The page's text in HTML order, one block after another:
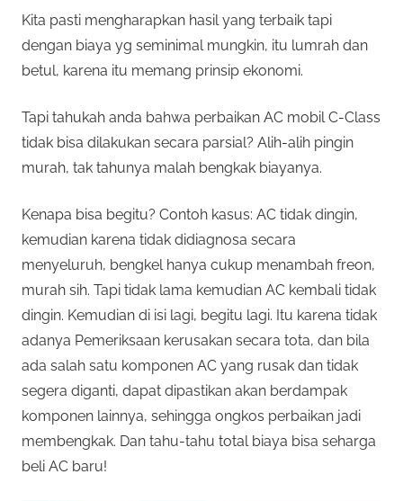
Kita pasti mengharapkan hasil yang terbaik tapi
dengan biaya yg seminimal mungkin, itu lumrah dan
betul, karena itu memang prinsip ekonomi.
Tapi tahukah anda bahwa perbaikan AC mobil C-Class
tidak bisa dilakukan secara parsial? Alih-alih pingin
murah, tak tahunya malah bengkak biayanya.
Kenapa bisa begitu? Contoh kasus: AC tidak dingin,
kemudian karena tidak didiagnosa secara
menyeluruh, bengkel hanya cukup menambah freon,
murah sih. Tapi tidak lama kemudian AC kembali tidak
dingin. Kemudian di isi lagi, begitu lagi. Itu karena tidak
adanya Pemeriksaan kerusakan secara tota, dan bila
ada salah satu komponen AC yang rusak dan tidak
segera diganti, dapat dipastikan akan berdampak
komponen lainnya, sehingga ongkos perbaikan jadi
membengkak. Dan tahu-tahu total biaya bisa seharga
beli AC baru!